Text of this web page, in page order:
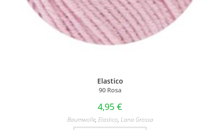
Elastico
90 Rosa
4,95 €
Baumwolle, Elastico, Lana Grossa